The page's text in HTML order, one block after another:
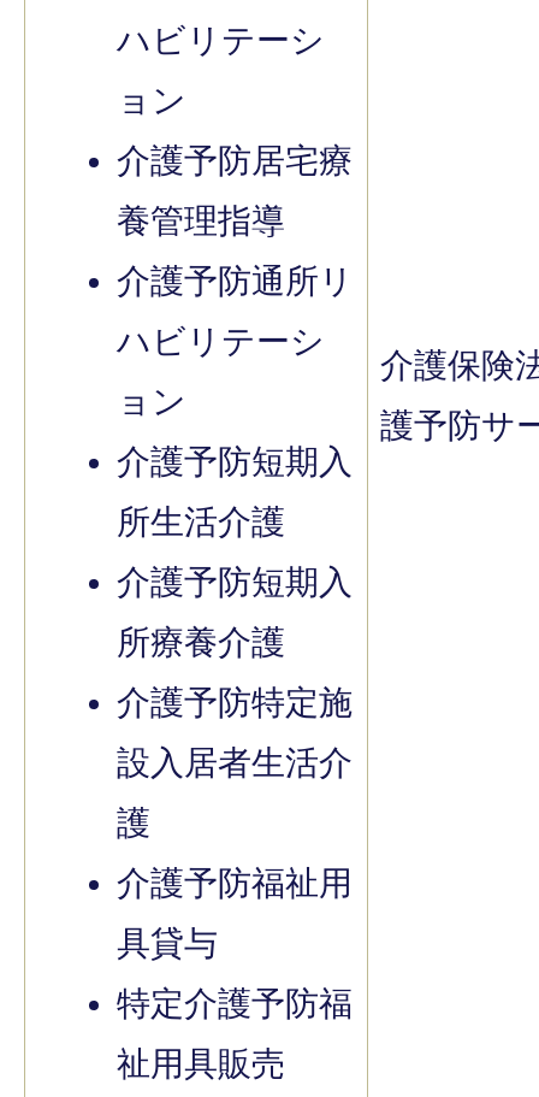
ハビリテーシ
ョン
介護予防居宅療
養管理指導
介護予防通所リ
ハビリテーシ
ョン
介護予防短期入
所生活介護
介護予防短期入
所療養介護
介護予防特定施
設入居者生活介
護
介護予防福祉用
具貸与
特定介護予防福
祉用具販売
介護保険
護予防サ